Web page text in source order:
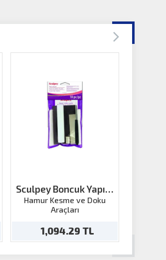
Sculpey Boncuk Yapım
Kiti
Hamur Kesme ve Doku
Araçları
1,094.29 TL